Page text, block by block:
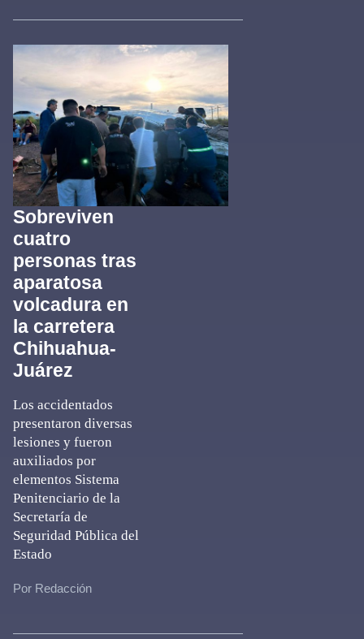
Sobreviven
cuatro
personas tras
aparatosa
volcadura en
la carretera
Chihuahua-
Juárez
Los accidentados
presentaron diversas
lesiones y fueron
auxiliados por
elementos Sistema
Penitenciario de la
Secretaría de
Seguridad Pública del
Estado
Por Redacción